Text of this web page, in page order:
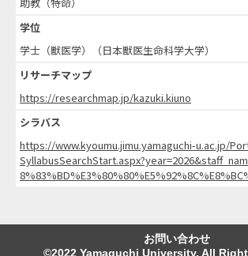
学位
学士（獣医学）（日本獣医生命科学大学）
リサーチマップ
https://researchmap.jp/kazuki.kiuno
シラバス
https://www.kyoumu.jimu.yamaguchi-u.ac.jp/
お問い合わせ
©2022 Yamaguchi University. All